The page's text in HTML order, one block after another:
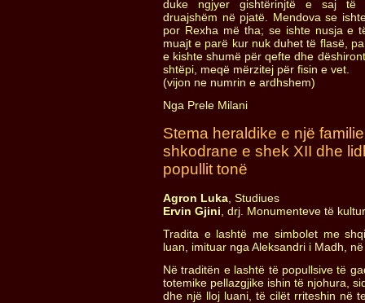
duke ngjyer gishtërinjtë e saj të
druajshëm në pjatë. Mendova se
por Rexha më tha; se ishte nusja e
muajt e parë kur nuk duhet të flasë,
e kishte shumë për qefte dhe
shtëpi, meqë mërzitej për fisin e vet.
(vijon ne numrin e ardhshem)
Nga Prele Milani
Stema heraldike e një
shkodrane e shek XII dhe
popullit tonë
Agron Luka , Studiues
Ervin Gjini , drj. Monumenteve të
Tradita e lashtë me simbolet me
luan, imituar nga Aleksandri i Madh,
Në traditën e lashtë të popullsive të
totemike pellazgjike ishin të njohura,
dhe një lloj luani, të cilët rriteshin në